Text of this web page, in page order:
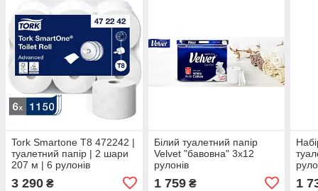
Tork Smartone T8 472242 |
туалетний папір | 2 шари
207 м | 6 рулонів
3 290 ₴
Білий туалетний папір
Velvet "бавовна" 3x12
рулонів
1 759₴ 1